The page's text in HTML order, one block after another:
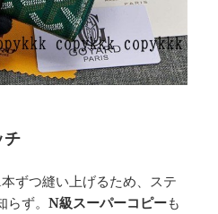
チ
ずつ縫い上げるため、ステ
らず。N級スーパーコピーも